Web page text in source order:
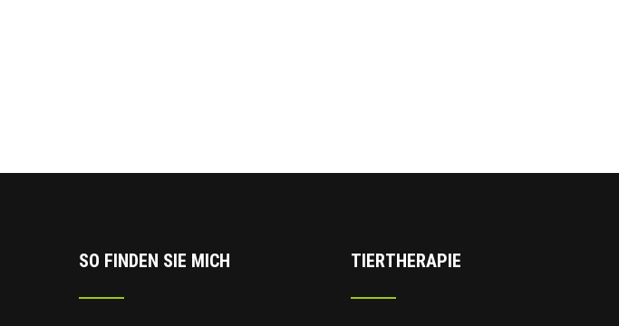
SO FINDEN SIE MICH TIERTHERAPIE